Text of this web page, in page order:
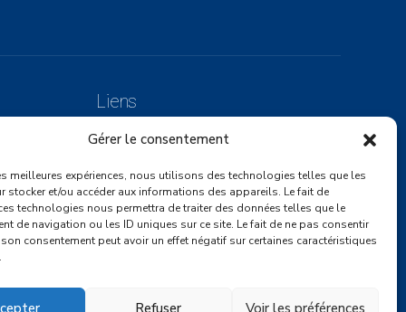
Gérer le consentement
meilleures expériences, nous utilisons des technologies telles que les
stocker et/ou accéder aux informations des appareils. Le fait de
technologies nous permettra de traiter des données telles que le
de navigation ou les ID uniques sur ce site. Le fait de ne pas consentir
consentement peut avoir un effet négatif sur certaines caractéristiques
Refuser Voir les préférences
CDI
Liens
Politique de cookies (UE)